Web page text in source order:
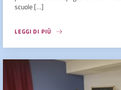
scuole […]
LEGGI DI PIÙ